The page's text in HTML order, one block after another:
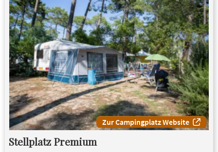
Zur Campingplatz Website
Stellplatz Premium